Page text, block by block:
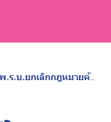
ค้าประเวณี ขจัดเลือกปฏิบัติ-เข้าถึงสิทธิ